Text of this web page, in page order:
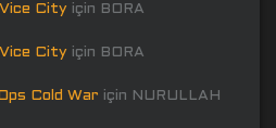
City için BORA
City için BORA
Cold War için NURULLAH